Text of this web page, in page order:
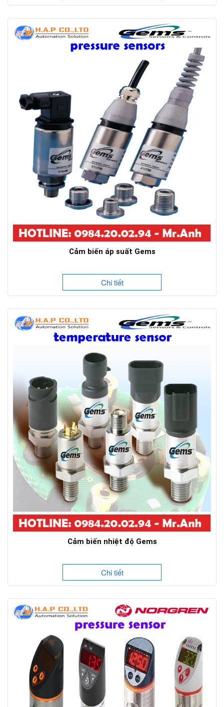
Cảm biến áp suất Gems
Chi tiết
Cảm biến nhiệt độ Gems
Chi tiết